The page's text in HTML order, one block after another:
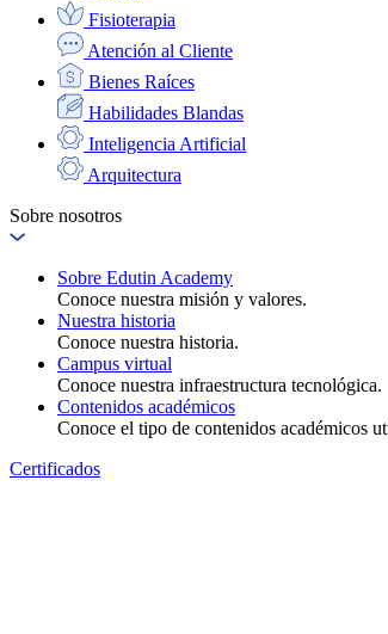
Fisioterapia
Atención al Cliente
Bienes Raíces
Habilidades Blandas
Inteligencia Artificial
Arquitectura
Sobre nosotros
Sobre Edutin Academy
Conoce nuestra misión y valores.
Nuestra historia
Conoce nuestra historia.
Campus virtual
Conoce nuestra infraestructura tecnológica.
Contenidos académicos
Conoce el tipo de contenidos académicos
Certificados